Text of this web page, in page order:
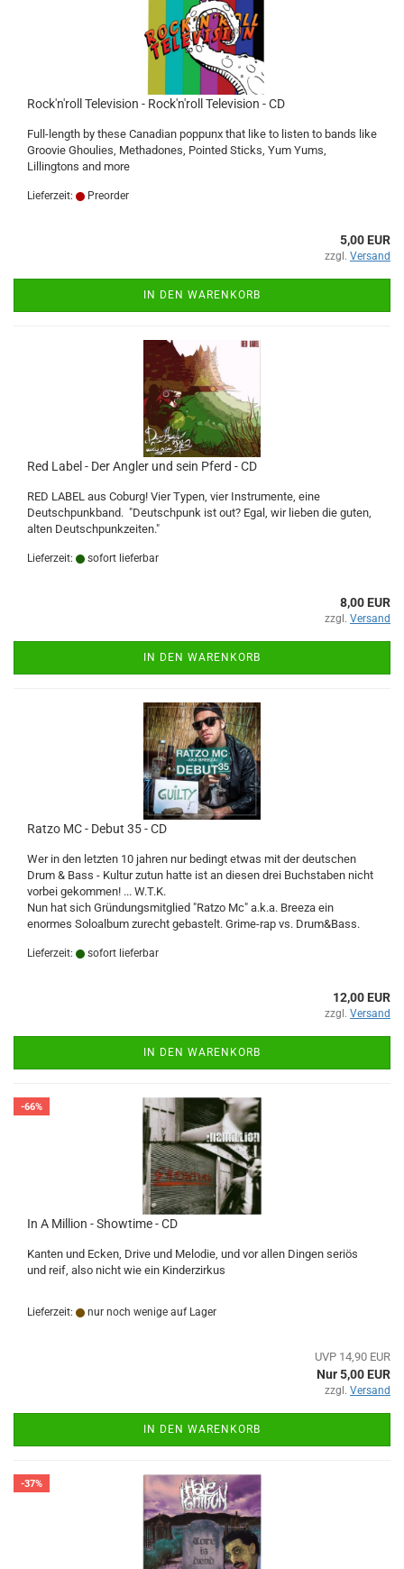
Rock'n'roll Television - Rock'n'roll Television - CD
Full-length by these Canadian poppunx that like to listen to bands like
Groovie Ghoulies, Methadones, Pointed Sticks, Yum Yums,
Lillingtons and more
Lieferzeit: Preorder
5,00 EUR
zzgl. Versand
IN DEN WARENKORB
Red Label - Der Angler und sein Pferd - CD
RED LABEL aus Coburg! Vier Typen, vier Instrumente, eine
Deutschpunkband. "Deutschpunk ist out? Egal, wir lieben die guten,
alten Deutschpunkzeiten."
Lieferzeit: sofort lieferbar
8,00 EUR
zzgl. Versand
IN DEN WARENKORB
Ratzo MC - Debut 35 - CD
Wer in den letzten 10 jahren nur bedingt etwas mit der deutschen
Drum & Bass - Kultur zutun hatte ist an diesen drei Buchstaben nicht
vorbei gekommen! ... W.T.K.
Nun hat sich Gründungsmitglied "Ratzo Mc" a.k.a. Breeza ein
enormes Soloalbum zurecht gebastelt. Grime-rap vs. Drum&Bass.
Lieferzeit: sofort lieferbar
12,00 EUR
zzgl. Versand
IN DEN WARENKORB
-66%
In A Million - Showtime - CD
Kanten und Ecken, Drive und Melodie, und vor allen Dingen seriös
und reif, also nicht wie ein Kinderzirkus
Lieferzeit: nur noch wenige auf Lager
UVP 14,90 EUR
Nur 5,00 EUR
zzgl. Versand
IN DEN WARENKORB
-37%